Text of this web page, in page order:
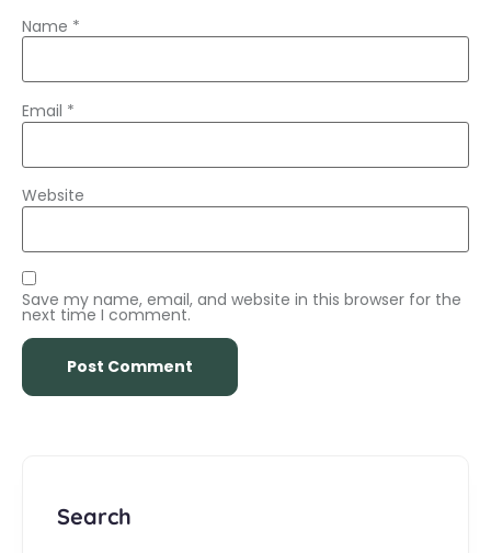
Name *
Email *
Website
Save my name, email, and website in this browser for the
next time I comment.
Search